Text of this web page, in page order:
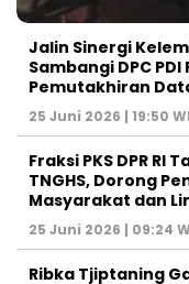
Jalin Sinergi
Sambangi DPC
Pemutakhiran
25 Juni 2026 | 19:50
‎Fraksi PKS DPR
TNGHS, Dorong
Masyarakat dan
25 Juni 2026 | 09:24
Ribka Tjiptaning